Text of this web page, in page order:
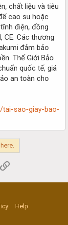
chất liệu và tiêu
cao su hoặc
điện, đồng
CE. Các thương
đảm bảo
Thế Giới Bảo
quốc tế, giá
an toàn cho
tai-sao-giay-bao-
Help